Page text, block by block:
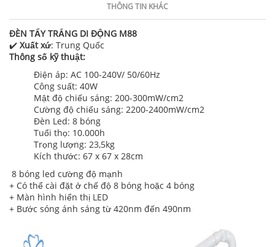
THÔNG TIN KHÁC
ĐÈN TẨY TRẮNG DI ĐỘNG M88
✔️ Xuất xứ: Trung Quốc
Thông số kỹ thuật:
Điện áp: AC 100-240V/ 50/60Hz
Công suất: 40W
Mật độ chiếu sáng: 200-300mW/cm2
Cường độ chiếu sáng: 2200-2400mW/cm2
Đèn Led: 8 bóng
Tuổi thọ: 10.000h
Trọng lượng: 23,5kg
Kích thước: 67 x 67 x 28cm
8 bóng led cường độ mạnh
+ Có thể cài đặt ở chế độ 8 bóng hoặc 4 bóng
+ Màn hình hiển thị LED
+ Bước sóng ánh sáng từ 420nm đến 490nm